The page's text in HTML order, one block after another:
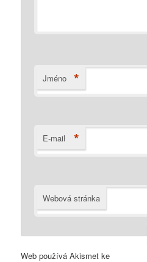
Jméno *
E-mail *
Webová stránka
Web používá Akismet ke